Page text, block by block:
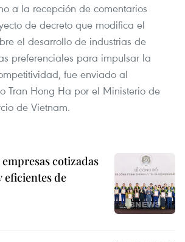
a la recepción de comentarios
de decreto que modifica el
el desarrollo de industrias de
preferenciales para impulsar la
fue enviado al
Tran Hong Ha por el Ministerio de
de Vietnam.
cotizadas
eficientes de